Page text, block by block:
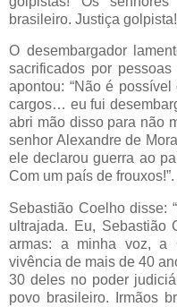
brasileiro. Justiça
O desembargador
sacrificados por
apontou: “Não é
cargos… eu fui
abri mão disso para não
senhor Alexandre de
ele declarou guerra ao
Com um país de frouxos!”.
Sebastião Coelho disse:
ultrajada. Eu, Sebastião
armas: a minha voz, a
vivência de mais de 40
30 deles no poder
povo brasileiro. Irmãos